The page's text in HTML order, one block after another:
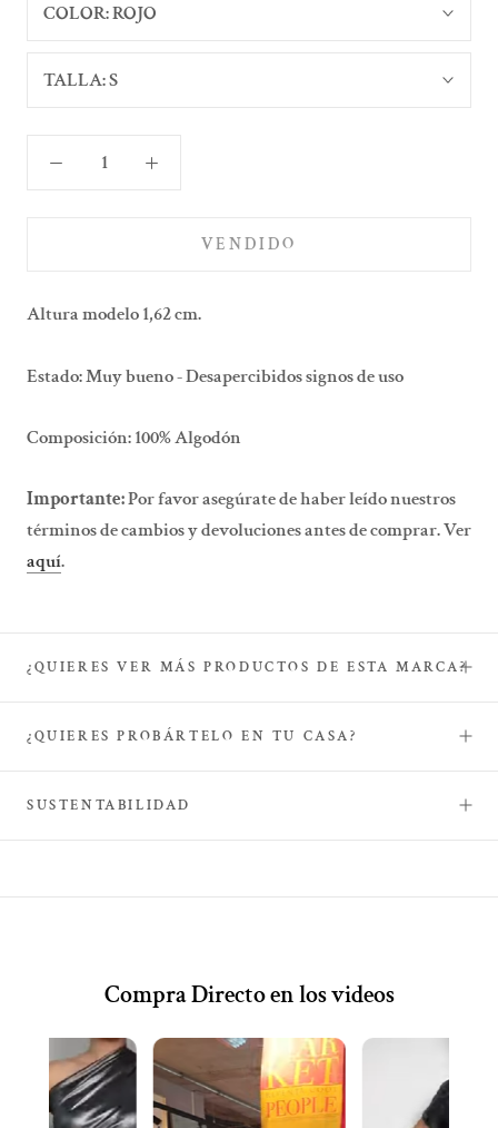
COLOR:ROJO
TALLA:S
VENDIDO
Altura modelo 1,62 cm.
Estado:Muy bueno - Desapercibidos signos de uso
Composición:100% Algodón
Importante:Por favor asegúrate de haber leído nuestros
términos de cambios y devoluciones antes de comprar. Ver
aquí.
¿QUIERES VER MÁS PRODUCTOS DE ESTA MARCA?
¿QUIERES PROBÁRTELO EN TU CASA?
SUSTENTABILIDAD